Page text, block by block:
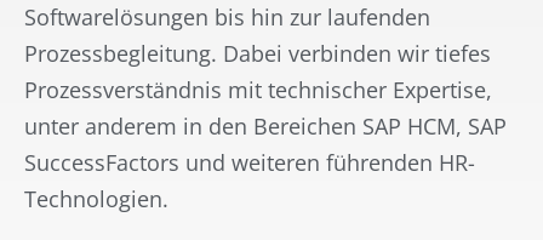
Softwarelösungen bis hin zur laufenden
Prozessbegleitung. Dabei verbinden wir tiefes
Prozessverständnis mit technischer Expertise,
unter anderem in den Bereichen SAP HCM, SAP
SuccessFactors und weiteren führenden HR-
Technologien.